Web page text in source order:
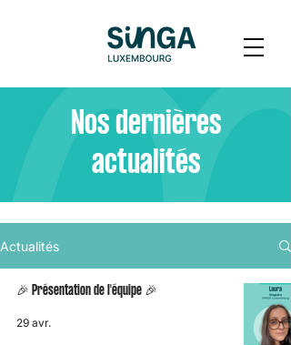
Nos dernières
actualités
Actualités
🎉 Présentation de l'équipe 🎉
29 avr.